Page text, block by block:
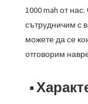
1000 mah от
сътрудничим с
можете да се
отговорим
■